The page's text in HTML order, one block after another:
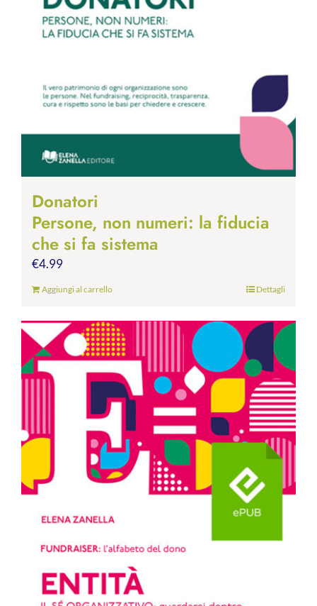
Donatori
Persone, non numeri: la fiducia
che si fa sistema
€4.99
Aggiungi al carrello Dettagli